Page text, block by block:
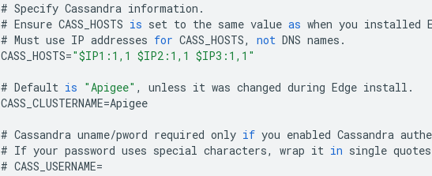
# Specify Cassandra information .
# Ensure CASS_HOSTS is set to the same value as when you installed
# Must use IP addresses for CASS_HOSTS, not DNS names .
CASS_HOSTS="$IP1:1,1 $IP2:1,1 $IP3:1,1"
# Default is "Apigee" , unless it was changed during Edge install .
CASS_CLUSTERNAME=Apigee
# Cassandra uname/pword required only if you enabled Cassandra
# If your password uses special characters, wrap it in single quotes
# CASS_USERNAME=